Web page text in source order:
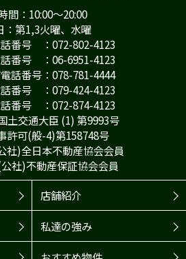
間：10:00～20:00
：第1,3火曜、水曜
番号 ：072-802-4123
番号 ：06-6951-4123
話番号：078-781-4444
番号 ：079-424-4123
番号 ：072-874-4123
土交通大臣 (1) 第9993号
許可(般-4)第158748号
社)全日本不動産協会会員
動産保証協会会員
店舗紹介
私達の強み